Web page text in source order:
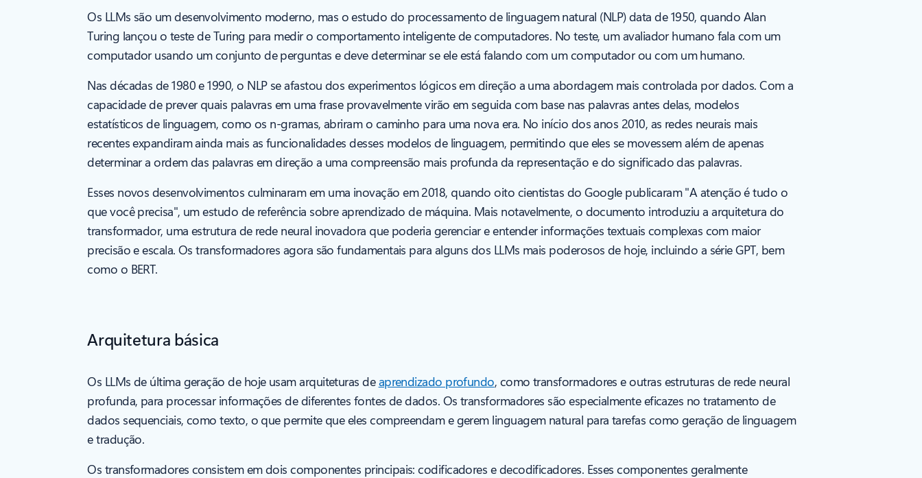
Os LLMs são um desenvolvimento moderno, mas o estudo do processamento de linguagem natural (NLP) data de 1950, quando Alan
Turing lançou o teste de Turing para medir o comportamento inteligente de computadores. No teste, um avaliador humano fala com um
computador usando um conjunto de perguntas e deve determinar se ele está falando com um computador ou com um humano.
Nas décadas de 1980 e 1990, o NLP se afastou dos experimentos lógicos em direção a uma abordagem mais controlada por dados. Com a
capacidade de prever quais palavras em uma frase provavelmente virão em seguida com base nas palavras antes delas, modelos
estatísticos de linguagem, como os n-gramas, abriram o caminho para uma nova era. No início dos anos 2010, as redes neurais mais
recentes expandiram ainda mais as funcionalidades desses modelos de linguagem, permitindo que eles se movessem além de apenas
determinar a ordem das palavras em direção a uma compreensão mais profunda da representação e do significado das palavras.
Esses novos desenvolvimentos culminaram em uma inovação em 2018, quando oito cientistas do Google publicaram "A atenção é tudo o
que você precisa", um estudo de referência sobre aprendizado de máquina. Mais notavelmente, o documento introduziu a arquitetura do
transformador, uma estrutura de rede neural inovadora que poderia gerenciar e entender informações textuais complexas com maior
precisão e escala. Os transformadores agora são fundamentais para alguns dos LLMs mais poderosos de hoje, incluindo a série GPT, bem
como o BERT.
Arquitetura básica
Os LLMs de última geração de hoje usam arquiteturas deaprendizado profundo, como transformadores e outras estruturas de rede neural
profunda, para processar informações de diferentes fontes de dados. Os transformadores são especialmente eficazes no tratamento de
dados sequenciais, como texto, o que permite que eles compreendam e gerem linguagem natural para tarefas como geração de linguagem
e tradução.
Os transformadores consistem em dois componentes principais: codificadores e decodificadores. Esses componentes geralmente